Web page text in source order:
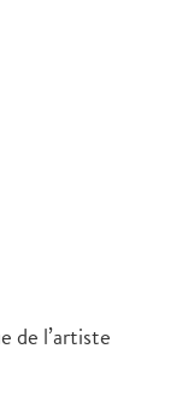
de l’artiste